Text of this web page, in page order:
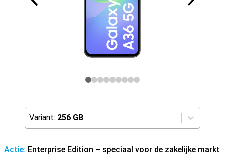
Variant: 256 GB
Actie: Enterprise Edition – speciaal voor de zakelijke markt